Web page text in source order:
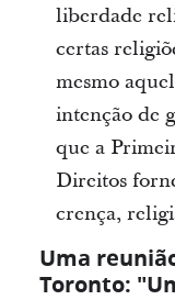
liberdade
certas
mesmo
intenção de
que a
Direitos
crença,
Uma
Toronto: